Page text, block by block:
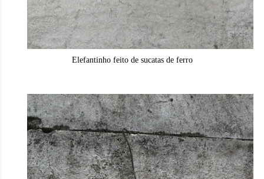
Elefantinho feito de sucatas de ferro